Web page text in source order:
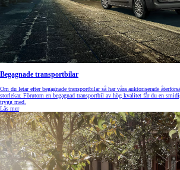
Begagnade transportbilar
Om du letar efter begagnade transportbilar så har våra auktoriserade
storlekar. Förutom en begagnad transportbil av hög kvalitet får du en
trygg med.
Läs mer